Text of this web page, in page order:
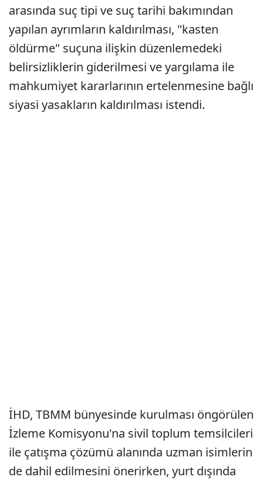
arasında suç tipi ve suç tarihi bakımından
yapılan ayrımların kaldırılması, "kasten
öldürme" suçuna ilişkin düzenlemedeki
belirsizliklerin giderilmesi ve yargılama ile
mahkumiyet kararlarının ertelenmesine bağlı
siyasi yasakların kaldırılması istendi.
İHD, TBMM bünyesinde kurulması öngörülen
İzleme Komisyonu'na sivil toplum temsilcileri
ile çatışma çözümü alanında uzman isimlerin
de dahil edilmesini önerirken, yurt dışında